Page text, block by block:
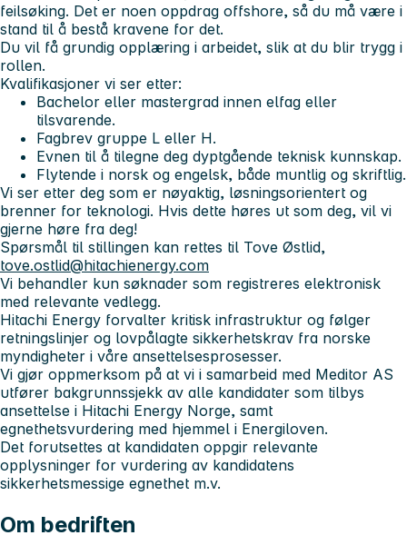
feilsøking. Det er noen oppdrag offshore, så du må være i
stand til å bestå kravene for det.
Du vil få grundig opplæring i arbeidet, slik at du blir trygg i
rollen.
Kvalifikasjoner vi ser etter:
Bachelor eller mastergrad innen elfag eller
tilsvarende.
Fagbrev gruppe L eller H.
Evnen til å tilegne deg dyptgående teknisk kunnskap.
Flytende i norsk og engelsk, både muntlig og skriftlig.
Vi ser etter deg som er nøyaktig, løsningsorientert og
brenner for teknologi. Hvis dette høres ut som deg, vil vi
gjerne høre fra deg!
Spørsmål til stillingen kan rettes til Tove Østlid,
tove.ostlid@hitachienergy.com
Vi behandler kun søknader som registreres elektronisk
med relevante vedlegg.
Hitachi Energy forvalter kritisk infrastruktur og følger
retningslinjer og lovpålagte sikkerhetskrav fra norske
myndigheter i våre ansettelsesprosesser.
Vi gjør oppmerksom på at vi i samarbeid med Meditor AS
utfører bakgrunnssjekk av alle kandidater som tilbys
ansettelse i Hitachi Energy Norge, samt
egnethetsvurdering med hjemmel i Energiloven.
Det forutsettes at kandidaten oppgir relevante
opplysninger for vurdering av kandidatens
sikkerhetsmessige egnethet m.v.
Om bedriften